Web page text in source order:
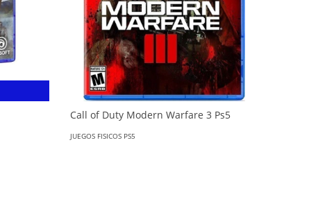
Call of Duty Modern Warfare 3 Ps5
JUEGOS FISICOS PS5